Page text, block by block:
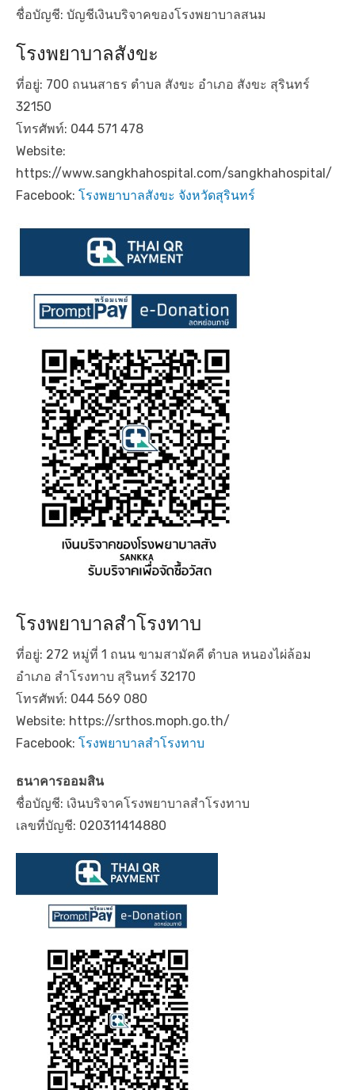
ชื่อบัญชี: บัญชีเงินบริจาคของโรงพยาบาลสนม
โรงพยาบาลสังขะ
ที่อยู่: 700 ถนนสาธร ตำบล สังขะ อำเภอ สังขะ สุรินทร์
32150
โทรศัพท์: 044 571 478
Website:
https://www.sangkhahospital.com/sangkhahospital/
Facebook: โรงพยาบาลสังขะ จังหวัดสุรินทร์
โรงพยาบาลสำโรงทาบ
ที่อยู่: 272 หมู่ที่ 1 ถนน ขามสามัคคี ตำบล หนองไผ่ล้อม
อำเภอ สำโรงทาบ สุรินทร์ 32170
โทรศัพท์: 044 569 080
Website: https://srthos.moph.go.th/
Facebook: โรงพยาบาลสำโรงทาบ
ธนาคารออมสิน
ชื่อบัญชี: เงินบริจาคโรงพยาบาลสำโรงทาบ
เลขที่บัญชี: 020311414880